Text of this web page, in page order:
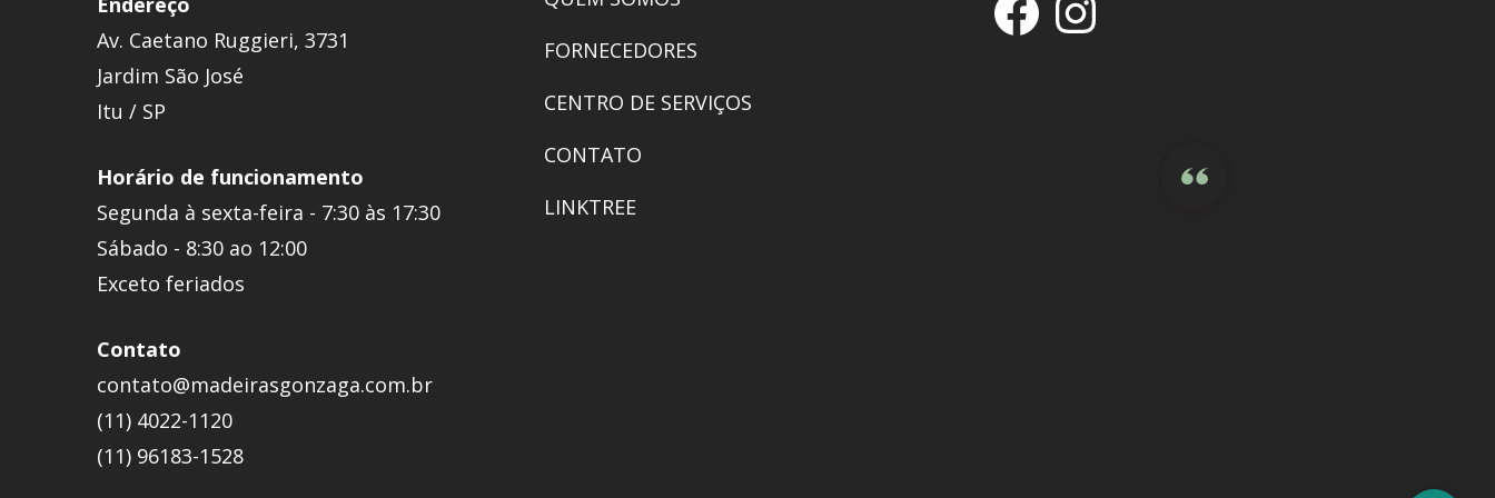
Av. Caetano Ruggieri, 3731
Jardim São José
Itu / SP
Horário de funcionamento
Segunda à sexta-feira - 7:30 às 17:30
Sábado - 8:30 ao 12:00
Exceto feriados
Contato
contato@madeirasgonzaga.com.br
(11) 4022-1120
(11) 96183-1528
FORNECEDORES
CENTRO DE SERVIÇOS
CONTATO
LINKTREE